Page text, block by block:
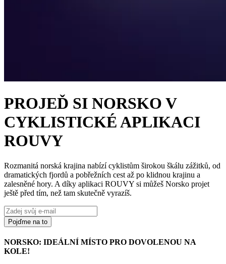
PROJEĎ SI NORSKO V
CYKLISTICKÉ APLIKACI
ROUVY
Rozmanitá norská krajina nabízí cyklistům širokou škálu zážitků, od
dramatických fjordů a pobřežních cest až po klidnou krajinu a
zalesněné hory. A díky aplikaci ROUVY si můžeš Norsko projet
ještě před tím, než tam skutečně vyrazíš.
Pojďme na to
NORSKO: IDEÁLNÍ MÍSTO PRO DOVOLENOU NA
KOLE!